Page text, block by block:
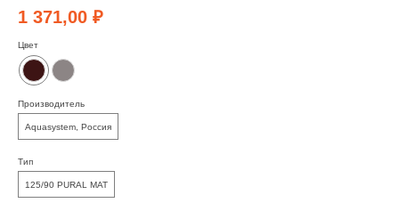
1 371,00 ₽
Цвет
Производитель
Aquasystem, Россия
Тип
125/90 PURAL MAT